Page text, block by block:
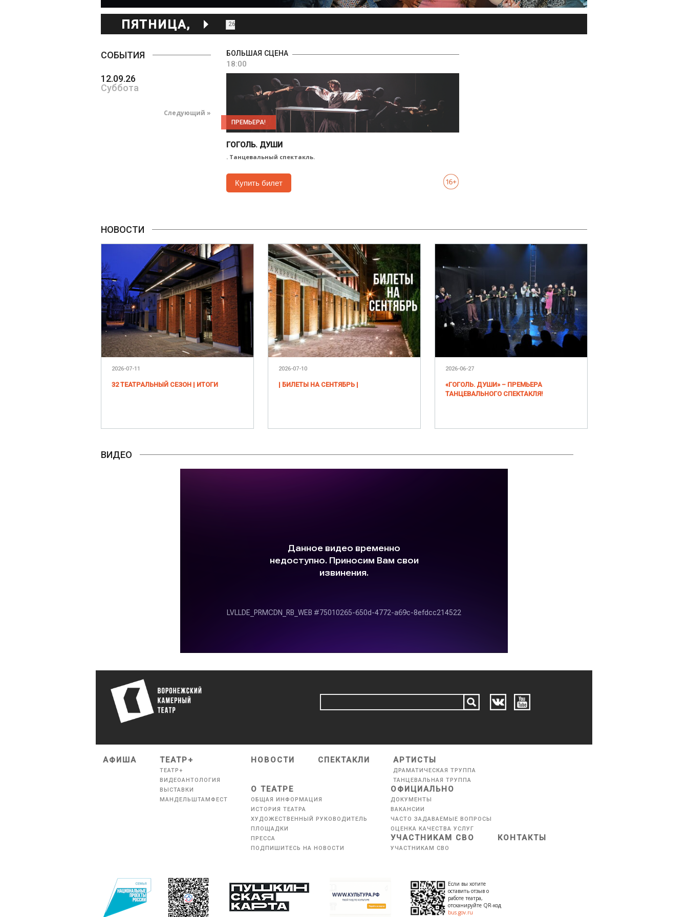
ПЯТНИЦА,
26
СОБЫТИЯ
12.09.26
Суббота
Следующий »
БОЛЬШАЯ СЦЕНА
18:00
ПРЕМЬЕРА!
ГОГОЛЬ. ДУШИ
. Танцевальный спектакль.
Купить билет
НОВОСТИ
2026-07-11
32 ТЕАТРАЛЬНЫЙ СЕЗОН | ИТОГИ
2026-07-10
| БИЛЕТЫ НА СЕНТЯБРЬ |
2026-06-27
«ГОГОЛЬ. ДУШИ» – ПРЕМЬЕРА
ТАНЦЕВАЛЬНОГО СПЕКТАКЛЯ!
ВИДЕО
АФИША ТЕАТР+
ТЕАТР+
ВИДЕОАНТОЛОГИЯ
ВЫСТАВКИ
МАНДЕЛЬШТАМФЕСТ
НОВОСТИ СПЕКТАКЛИ АРТИСТЫ
ДРАМАТИЧЕСКАЯ ТРУППА
ТАНЦЕВАЛЬНАЯ ТРУППА
О ТЕАТРЕ
ОБЩАЯ ИНФОРМАЦИЯ
ИСТОРИЯ ТЕАТРА
ХУДОЖЕСТВЕННЫЙ РУКОВОДИТЕЛЬ
ПЛОЩАДКИ
ПРЕССА
ПОДПИШИТЕСЬ НА НОВОСТИ
ОФИЦИАЛЬНО
ДОКУМЕНТЫ
ВАКАНСИИ
ЧАСТО ЗАДАВАЕМЫЕ ВОПРОСЫ
ОЦЕНКА КАЧЕСТВА УСЛУГ
УЧАСТНИКАМ СВО
УЧАСТНИКАМ СВО
КОНТАКТЫ
Если вы хотите
оставить отзыв о
работе театра,
отсканируйте QR-код
bus.gov.ru